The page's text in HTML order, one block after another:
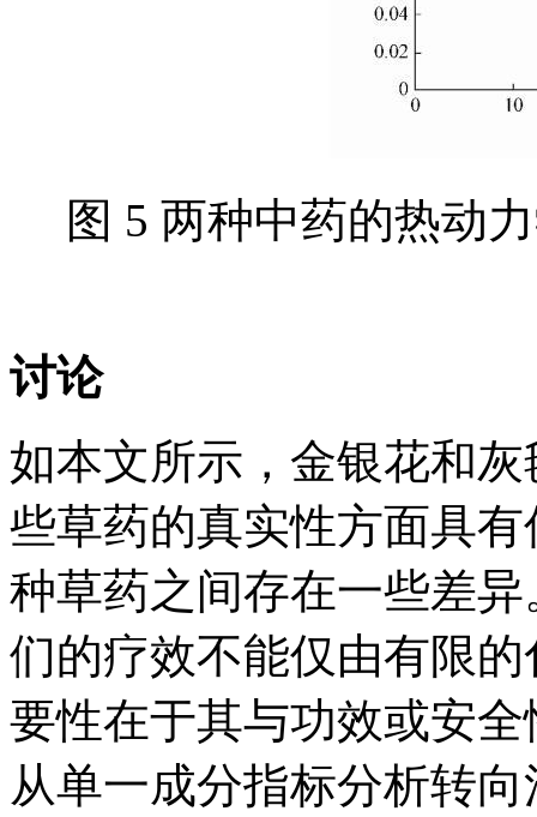
图 5 两种中药的热动
讨论
如本文所示，金银花和
些草药的真实性方面具
种草药之间存在一些差
们的疗效不能仅由有限
要性在于其与功效或安
从单一成分指标分析转